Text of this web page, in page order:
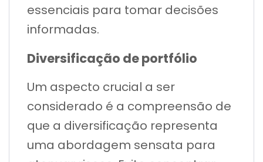
essenciais para tomar decisões
informadas.
Diversificação de portfólio
Um aspecto crucial a ser
considerado é a compreensão de
que a diversificação representa
uma abordagem sensata para